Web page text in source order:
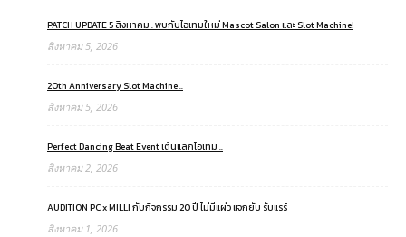
PATCH UPDATE 5 สิงหาคม : พบกับไอเทมใหม่ Mascot Salon และ Slot Machine!
สิงหาคม 5, 2026
20th Anniversary Slot Machine ..
สิงหาคม 5, 2026
Perfect Dancing Beat Event เต้นแลกไอเทม ..
สิงหาคม 2, 2026
AUDITION PC x MILLI กับกิจกรรม 20 ปี ไม่มีแผ่ว แจกยับ รับแรร์
สิงหาคม 1, 2026